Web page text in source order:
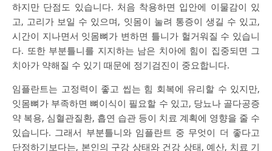
하지만 단점도 있습니다. 처음 착용하면 입안에 이물감이 있
고, 고리가 보일 수 있으며, 잇몸이 눌려 통증이 생길 수 있고,
시간이 지나면서 잇몸뼈가 변하면 틀니가 헐거워질 수 있습니
다. 또한 부분틀니를 지지하는 남은 치아에 힘이 집중되면 그
치아가 약해질 수 있기 때문에 정기검진이 중요합니다.
임플란트는 고정력이 좋고 씹는 힘 회복에 유리할 수 있지만,
잇몸뼈가 부족하면 뼈이식이 필요할 수 있고, 당뇨나 골다공증
약 복용, 심혈관질환, 흡연 습관 등이 치료 계획에 영향을 줄 수
있습니다. 그래서 부분틀니와 임플란트 중 무엇이 더 좋다고
단정하기보다는, 본인의 구강 상태와 건강 상태, 예산, 치료 기